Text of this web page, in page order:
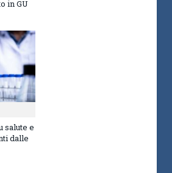
in GU
salute e
dalle